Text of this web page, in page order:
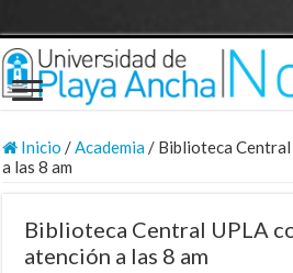
Inicio /Academia/ Biblioteca Central
a las 8 am
Biblioteca Central UPLA
atención a las 8 am